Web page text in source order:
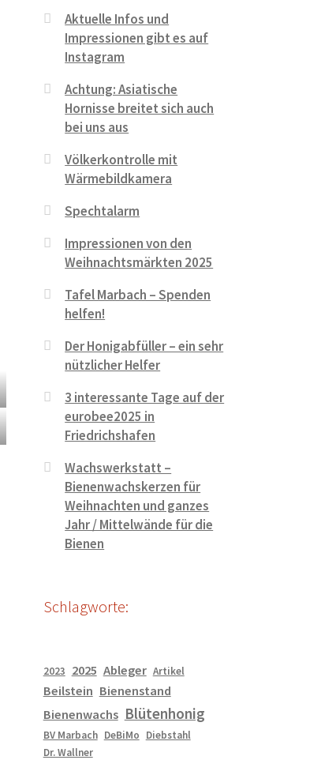
Aktuelle Infos und
Impressionen gibt es auf
Instagram
Achtung: Asiatische
Hornisse breitet sich auch
bei uns aus
Völkerkontrolle mit
Wärmebildkamera
Spechtalarm
Impressionen von den
Weihnachtsmärkten 2025
Tafel Marbach – Spenden
helfen!
Der Honigabfüller – ein sehr
nützlicher Helfer
3 interessante Tage auf der
eurobee2025 in
Friedrichshafen
Wachswerkstatt –
Bienenwachskerzen für
Weihnachten und ganzes
Jahr / Mittelwände für die
Bienen
Schlagworte:
2023 2025 Ableger Artikel
Beilstein Bienenstand
Bienenwachs Blütenhonig
BV Marbach DeBiMo Diebstahl
Dr. Wallner